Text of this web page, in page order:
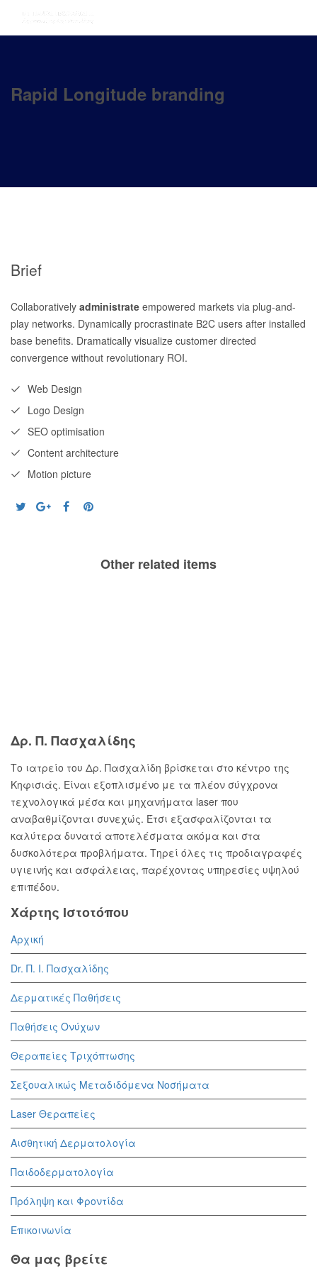
Rapid Longitude branding
Brief
Collaboratively administrate empowered markets via plug-and-
play networks. Dynamically procrastinate B2C users after installed
base benefits. Dramatically visualize customer directed
convergence without revolutionary ROI.
Web Design
Logo Design
SEO optimisation
Content architecture
Motion picture
Other related items
Δρ. Π. Πασχαλίδης
Το ιατρείο του Δρ. Πασχαλίδη βρίσκεται στο κέντρο της
Κηφισιάς. Είναι εξοπλισμένο με τα πλέον σύγχρονα
τεχνολογικά μέσα και μηχανήματα laser που
αναβαθμίζονται συνεχώς. Έτσι εξασφαλίζονται τα
καλύτερα δυνατά αποτελέσματα ακόμα και στα
δυσκολότερα προβλήματα. Τηρεί όλες τις προδιαγραφές
υγιεινής και ασφάλειας, παρέχοντας υπηρεσίες υψηλού
επιπέδου.
Χάρτης Ιστοτόπου
Αρχική
Dr. Π. Ι. Πασχαλίδης
Δερματικές Παθήσεις
Παθήσεις Ονύχων
Θεραπείες Τριχόπτωσης
Σεξουαλικώς Μεταδιδόμενα Νοσήματα
Laser Θεραπείες
Αισθητική Δερματολογία
Παιδοδερματολογία
Πρόληψη και Φροντίδα
Επικοινωνία
Θα μας βρείτε